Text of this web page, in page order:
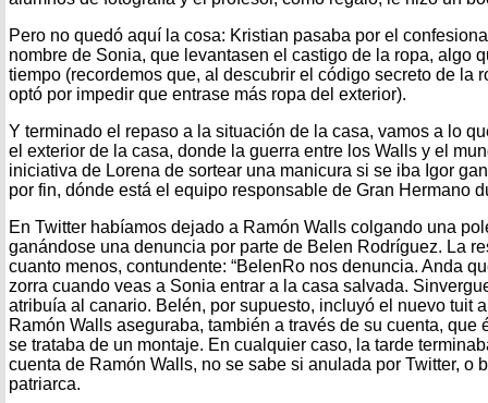
Pero no quedó aquí la cosa: Kristian pasaba por el
nombre de Sonia, que levantasen el castigo de la ropa, algo
tiempo (recordemos que, al descubrir el código secreto de la
optó por impedir que entrase más ropa del exterior).
Y terminado el repaso a la situación de la casa, vamos a lo
el exterior de la casa, donde la guerra entre los Walls y el
iniciativa de Lorena de sortear una manicura si se iba Igor
por fin, dónde está el equipo responsable de Gran Hermano
En Twitter habíamos dejado a Ramón Walls colgando una
ganándose una denuncia por parte de Belen Rodríguez. La
cuanto menos, contundente: “BelenRo nos denuncia. Anda
zorra cuando veas a Sonia entrar a la casa salvada.
atribuía al canario. Belén, por supuesto, incluyó el nuevo tuit
Ramón Walls aseguraba, también a través de su cuenta, que
se trataba de un montaje. En cualquier caso, la tarde
cuenta de Ramón Walls, no se sabe si anulada por Twitter, o
patriarca.